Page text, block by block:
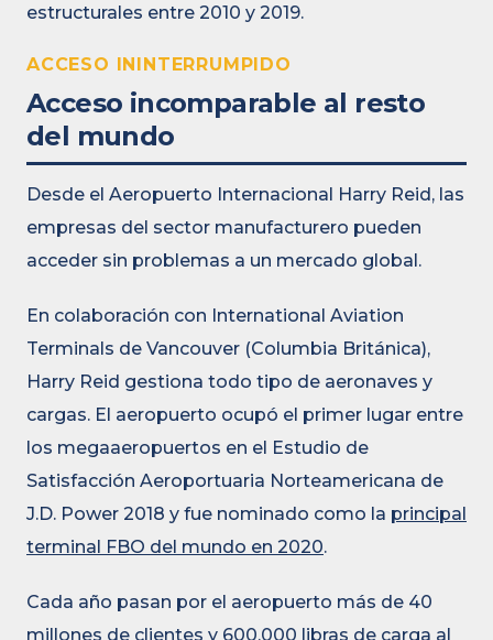
estructurales entre 2010 y 2019.
ACCESO ININTERRUMPIDO
Acceso incomparable al resto
del mundo
Desde el Aeropuerto Internacional Harry Reid, las
empresas del sector manufacturero pueden
acceder sin problemas a un mercado global.
En colaboración con International Aviation
Terminals de Vancouver (Columbia Británica),
Harry Reid gestiona todo tipo de aeronaves y
cargas. El aeropuerto ocupó el primer lugar entre
los megaaeropuertos en el Estudio de
Satisfacción Aeroportuaria Norteamericana de
J.D. Power 2018 y fue nominado como la principal
terminal FBO del mundo en 2020.
Cada año pasan por el aeropuerto más de 40
millones de clientes y 600.000 libras de carga al